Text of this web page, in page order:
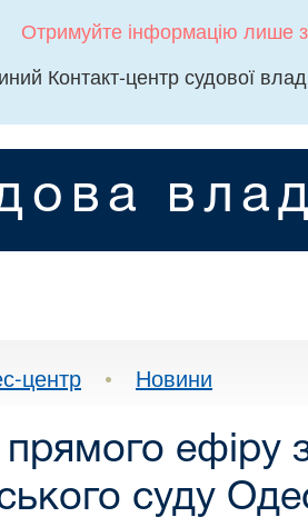
Отримуйте інформацію лише
Контакт-центр судової
центр • Новини
прямого ефіру
суду